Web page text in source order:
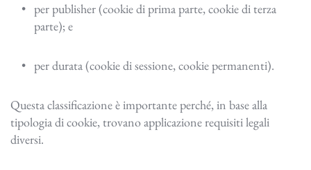
per publisher (cookie di prima parte, cookie di terza
parte); e
per durata (cookie di sessione, cookie permanenti).
Questa classificazione è importante perché, in base alla
tipologia di cookie, trovano applicazione requisiti legali
diversi.